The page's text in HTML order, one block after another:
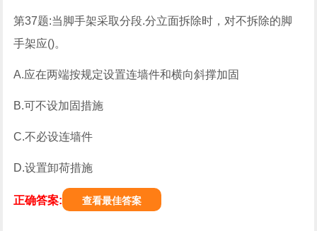
第37题:当脚手架采取分段.分立面拆除时，对不拆除的脚
手架应()。
A.应在两端按规定设置连墙件和横向斜撑加固
B.可不设加固措施
C.不必设连墙件
D.设置卸荷措施
正确答案: 查看最佳答案